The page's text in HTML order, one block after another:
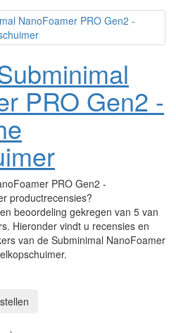
PRO Gen2 -
PRO Gen2 -
productrecensies?
beoordeling gekregen van 5 van
Hieronder vindt u recensies en
van de Subminimal NanoFoamer